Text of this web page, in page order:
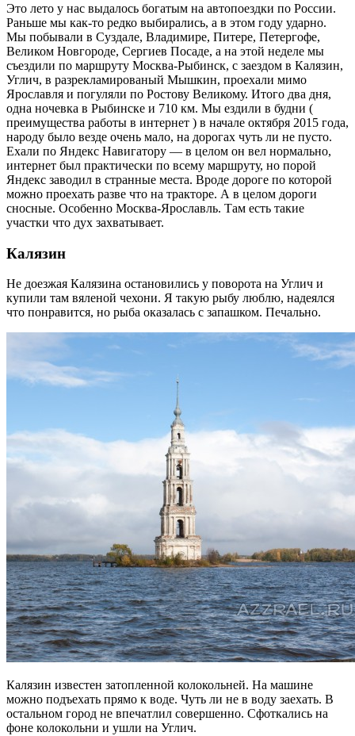
Это лето у нас выдалось богатым на автопоездки по России.
Раньше мы как-то редко выбирались, а в этом году ударно.
Мы побывали в Суздале, Владимире, Питере, Петергофе,
Великом Новгороде, Сергиев Посаде, а на этой неделе мы
съездили по маршруту Москва-Рыбинск, с заездом в Калязин,
Углич, в разрекламированый Мышкин, проехали мимо
Ярославля и погуляли по Ростову Великому. Итого два дня,
одна ночевка в Рыбинске и 710 км. Мы ездили в будни (
преимущества работы в интернет ) в начале октября 2015 года,
народу было везде очень мало, на дорогах чуть ли не пусто.
Ехали по Яндекс Навигатору — в целом он вел нормально,
интернет был практически по всему маршруту, но порой
Яндекс заводил в странные места. Вроде дороге по которой
можно проехать разве что на тракторе. А в целом дороги
сносные. Особенно Москва-Ярославль. Там есть такие
участки что дух захватывает.
Калязин
Не доезжая Калязина остановились у поворота на Углич и
купили там вяленой чехони. Я такую рыбу люблю, надеялся
что понравится, но рыба оказалась с запашком. Печально.
Калязин известен затопленной колокольней. На машине
можно подъехать прямо к воде. Чуть ли не в воду заехать. В
остальном город не впечатлил совершенно. Сфоткались на
фоне колокольни и ушли на Углич.